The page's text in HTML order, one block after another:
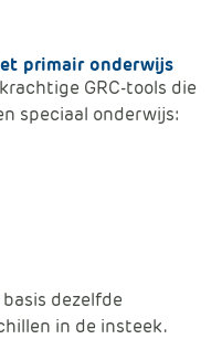
primair onderwijs
GRC-tools die
speciaal onderwijs:
dezelfde
in de insteek.